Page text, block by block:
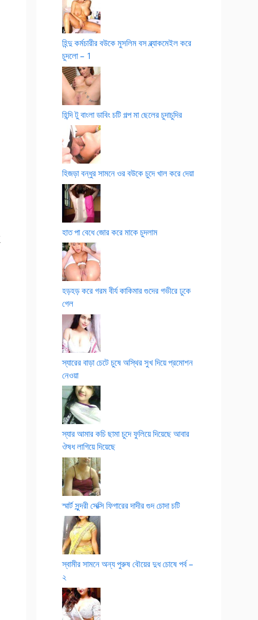
হিন্দু কর্মচারীর বউকে মুসলিম বস ব্ল্যাকমেইল করে
চুদলো – 1
হিন্দি টু বাংলা ডাবিং চটি গল্প মা ছেলের চুদাচুদির
হিজড়া বন্ধুর সামনে ওর বউকে চুদে খাল করে দেয়া
হাত পা বেধে জোর করে মাকে চুদলাম
হড়হড় করে গরম বীর্য কাকিমার গুদের গভীরে ঢুকে
গেল
স্যারের বাড়া চেটে চুষে অস্থির সুখ দিয়ে প্রমোশন
নেওয়া
স্যার আমার কচি ছামা চুদে ফুলিয়ে দিয়েছে আবার
ঔষধ লাগিয়ে দিয়েছে
স্মার্ট সুন্দরী সেক্সি ফিগারের দাদীর গুদ চোদা চটি
স্বামীর সামনে অন্য পুরুষ বৌয়ের দুধ চোষে পর্ব –
২